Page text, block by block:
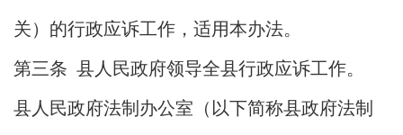
关）的行政应诉工作，适用本办法。
第三条 县人民政府领导全县行政应诉工作。
县人民政府法制办公室（以下简称县政府法制